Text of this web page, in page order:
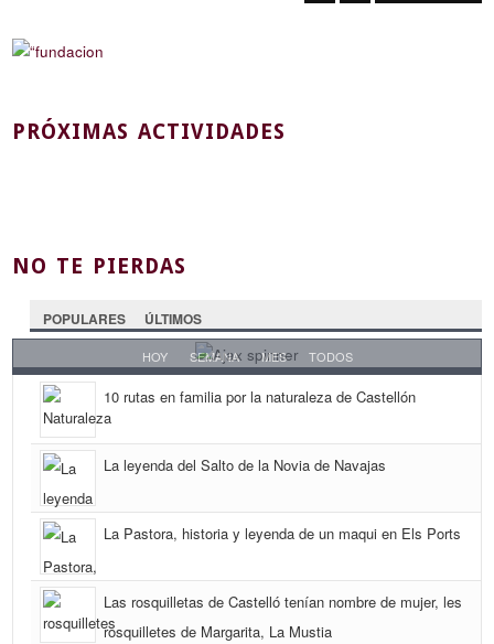
PRÓXIMAS ACTIVIDADES
NO TE PIERDAS
POPULARES ÚLTIMOS
HOY SEMANA MES TODOS
10 rutas en familia por la naturaleza de Castellón
La leyenda del Salto de la Novia de Navajas
La Pastora, historia y leyenda de un maqui en Els Ports
Las rosquilletas de Castelló tenían nombre de mujer, les
rosquilletes de Margarita, La Mustia